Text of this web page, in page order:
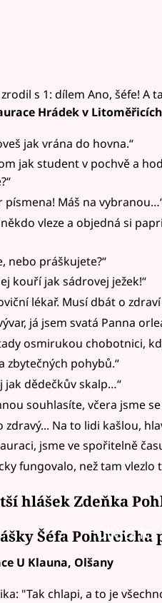
s 1: dílem Ano, šéfe! A
Hrádek v
jak vrána do hovna.“
jak student v pochvě a
písmena! Máš na
někdo vleze a objedná si
nebo práškujete?“
kouří jak sádrovej ježek!“
lékař. Musí dbát o
já jsem svatá Panna
osmirukou chobotnici,
zbytečných pohybů.“
jak dědečkův skalp…“
souhlasíte, včera jsme
zdravý... Na to lidi kašlou,
jsme ve spořitelně
fungovalo, než tam vlezlo
hlášek Zdeňka
Failed to
Šéfa
U Klauna, Olšany
"Tak chlapi, a to je